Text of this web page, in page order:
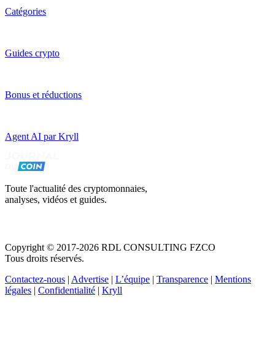
Catégories
Guides crypto
Bonus et réductions
Agent AI par Kryll
Toute l'actualité des cryptomonnaies,
analyses, vidéos et guides.
Copyright © 2017-2026 RDL CONSULTING FZCO
Tous droits réservés.
Contactez-nous | Advertise | L’équipe | Transparence | Mentions
légales | Confidentialité | Kryll